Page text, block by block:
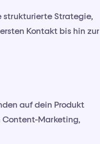
strukturierte Strategie,
Kontakt bis hin zur
auf dein Produkt
Content-Marketing,